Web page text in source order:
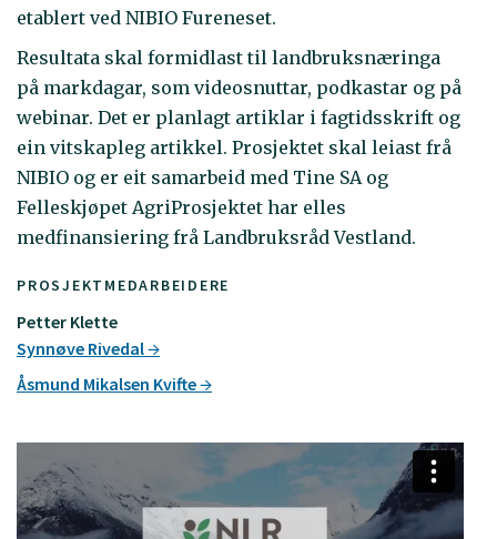
PROSJEKTMEDARBEIDERE
Petter Klette
Synnøve Rivedal
Åsmund Mikalsen Kvifte
etablert ved NIBIO Fureneset.
Resultata skal formidlast til landbruksnæringa
på markdagar, som videosnuttar, podkastar og på
webinar. Det er planlagt artiklar i fagtidsskrift og
ein vitskapleg artikkel. Prosjektet skal leiast frå
NIBIO og er eit samarbeid med Tine SA og
Felleskjøpet AgriProsjektet har elles
medfinansiering frå Landbruksråd Vestland.